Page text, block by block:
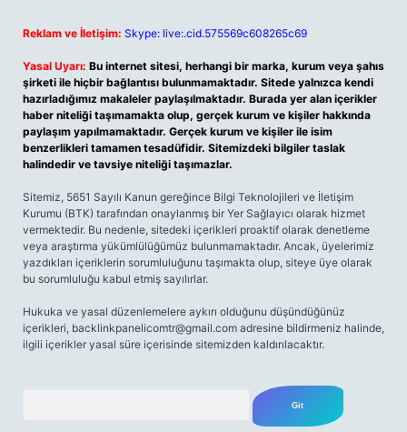
Reklam ve İletişim: Skype: live:.cid.575569c608265c69
Yasal Uyarı: Bu internet sitesi, herhangi bir marka, kurum veya şahıs
şirketi ile hiçbir bağlantısı bulunmamaktadır. Sitede yalnızca kendi
hazırladığımız makaleler paylaşılmaktadır. Burada yer alan içerikler
haber niteliği taşımamakta olup, gerçek kurum ve kişiler hakkında
paylaşım yapılmamaktadır. Gerçek kurum ve kişiler ile isim
benzerlikleri tamamen tesadüfidir. Sitemizdeki bilgiler taslak
halindedir ve tavsiye niteliği taşımazlar.
Sitemiz, 5651 Sayılı Kanun gereğince Bilgi Teknolojileri ve İletişim
Kurumu (BTK) tarafından onaylanmış bir Yer Sağlayıcı olarak hizmet
vermektedir. Bu nedenle, sitedeki içerikleri proaktif olarak denetleme
veya araştırma yükümlülüğümüz bulunmamaktadır. Ancak, üyelerimiz
yazdıkları içeriklerin sorumluluğunu taşımakta olup, siteye üye olarak
bu sorumluluğu kabul etmiş sayılırlar.
Hukuka ve yasal düzenlemelere aykırı olduğunu düşündüğünüz
içerikleri, backlinkpanelicomtr@gmail.com adresine bildirmeniz halinde,
ilgili içerikler yasal süre içerisinde sitemizden kaldırılacaktır.